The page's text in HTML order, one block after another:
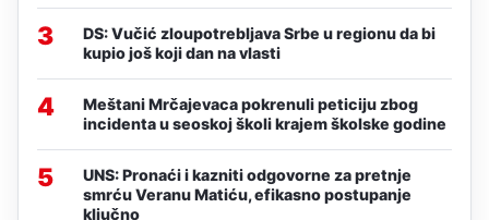
3
DS: Vučić zloupotrebljava Srbe u regionu da bi
kupio još koji dan na vlasti
4
Meštani Mrčajevaca pokrenuli peticiju zbog
incidenta u seoskoj školi krajem školske godine
5
UNS: Pronaći i kazniti odgovorne za pretnje
smrću Veranu Matiću, efikasno postupanje
ključno